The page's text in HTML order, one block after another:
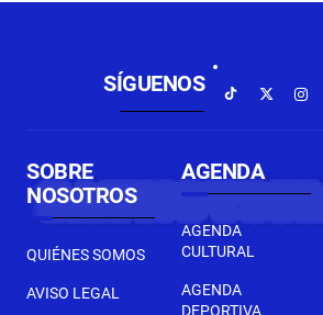
SÍGUENOS
SOBRE
NOSOTROS
QUIÉNES SOMOS
AVISO LEGAL
AGENDA
AGENDA
CULTURAL
AGENDA
DEPORTIVA